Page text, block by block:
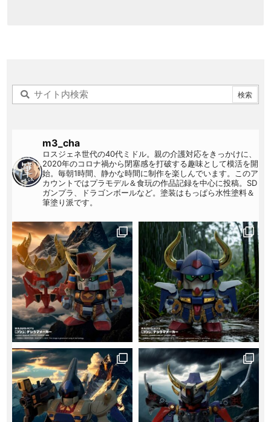
m3_cha
ロスジェネ世代の40代ミドル。親の介護対応をきっかけに、
2020年のコロナ禍から閉塞感を打破する趣味として模活を開
始。毎朝1時間、静かな時間に制作を楽しんでいます。このア
カウントではプラモデル＆食玩の作品記録を中心に投稿。SD
ガンプラ、ドラゴンボールなど。塗装はもっぱら水性塗料＆
筆塗り派です。